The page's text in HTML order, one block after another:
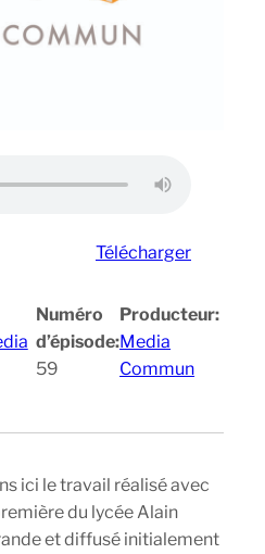
Télécharger
Numéro
d’épisode:
59
Producteur:
Media
Commun
ici le travail réalisé avec
du lycée Alain
et diffusé initialement